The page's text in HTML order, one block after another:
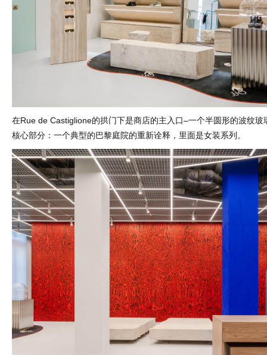
在Rue de Castiglione的拱门下是商店的主入口–一个半圆形的波纹玻
核心部分：一个典型的巴黎庭院的重新诠释，里面是女装系列。